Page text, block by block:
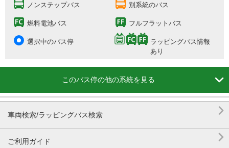
ノンステップバス 別系統のバス
燃料電池バス フルフラットバス
選択中のバス停
ラッピングバス情報
あり
このバス停の他の系統を見る 
車両検索/ラッピングバス検索 
ご利用ガイド 